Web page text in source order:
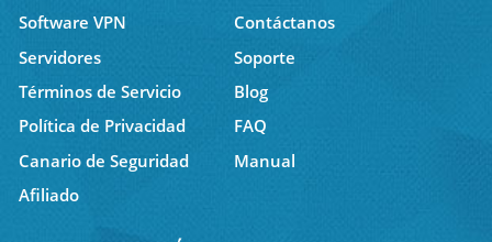
Software VPN
Contáctanos
Servidores
Soporte
Términos de Servicio
Blog
Política de Privacidad
FAQ
Canario de Seguridad
Manual
Afiliado